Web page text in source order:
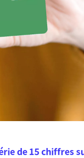
de 15 chiffres